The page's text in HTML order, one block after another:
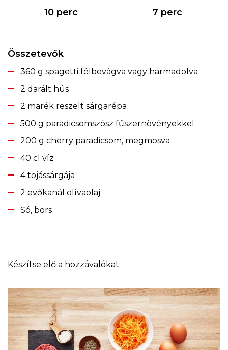
10 perc 7 perc
Összetevők
360 g spagetti félbevágva vagy harmadolva
2 darált hús
2 marék reszelt sárgarépa
500 g paradicsomszósz fűszernövényekkel
200 g cherry paradicsom, megmosva
40 cl víz
4 tojássárgája
2 evőkanál olívaolaj
Só, bors
Készítse elő a hozzávalókat.